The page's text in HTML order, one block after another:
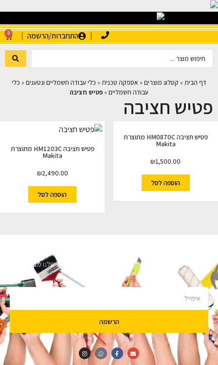
התחברות/הרשמה 0
דף הבית » קטלוג מוצרים » אספקה טכנית » כלי עבודה חשמליים ונטענים » כלי
עבודה חשמליים » פטיש חציבה
פטיש חציבה
פטיש חציבה HM0870C מתוצרת
Makita
₪1,500.00
הוספה לסל
פטיש חציבה HM1203C מתוצרת
Makita
₪2,490.00
הוספה לסל
השארו מעודכנים
מעוניינים לקבל עדכונים על מבצעים והנחות הירשמו לניוזלטר שלנו מבטיחים לא
הרשמה